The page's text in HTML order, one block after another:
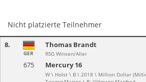
Nicht platzierte Teilnehmer
8.
675 Mercury 16
W \ Holst \ B \ 2018 \ Million Dollar
GER
Thomas Brandt
RSG Winsen/Aller